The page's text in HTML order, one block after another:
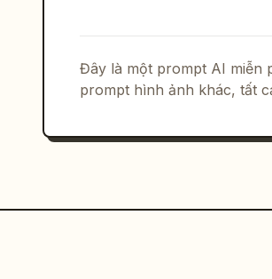
Đây là một prompt AI miễn
prompt hình ảnh khác, tất